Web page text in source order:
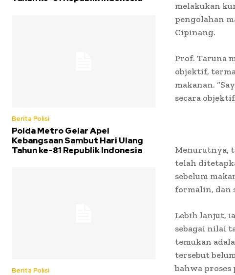
Berita Polisi
Polda Metro Gelar Apel
Kebangsaan Sambut Hari Ulang
Tahun ke-81 Republik Indonesia
Berita Polisi
melakukan
pengolahan
Cipinang.
Prof. Taruna
objektif,
makanan.
secara
Menurutnya,
telah
sebelum
formalin, dan
Lebih lanjut,
sebagai nilai
temukan
tersebut
bahwa